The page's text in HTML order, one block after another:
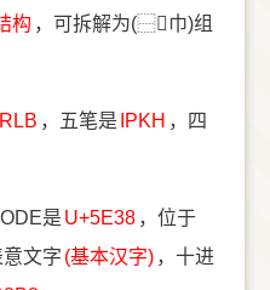
构 ，可拆解为(⿱𫩠巾)组
，五笔是 IPKH ，四
是 U+5E38 ，位于
文字 (基本汉字) ，十进